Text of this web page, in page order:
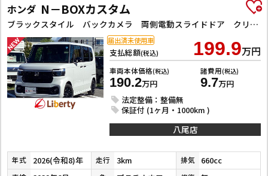
ホンダ N－BOXカスタム
ブラックスタイル バックカメラ 両側電動スライドドア クリアランスソナー オートクルーズコントロール レーンアシスト 衝突被害軽減システム オートライト LEDヘッドランプ スマートキー アイドリングストップ
支払総額(税込) 199.9万円
車両本体価格(税込)
190.2万円
諸費用(税込)
9.7万円
法定整備：整備無
保証付 (1ヶ月・1000km )
届出済未使用車
八尾店
年式 2026(令和8)年 走行 3km 排気 660cc